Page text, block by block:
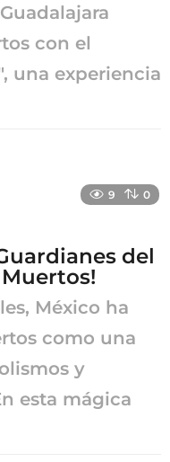
con el
una experiencia
9 0
del
México ha
como una
y
esta mágica